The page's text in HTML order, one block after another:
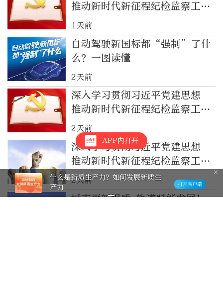
推动新时代新征程纪检监察工作
高质量发展之五全面加强党的纪
律建设
1天前
自动驾驶新国标都“强制”了什
么？一图读懂
2天前
深入学习贯彻习近平党建思想
推动新时代新征程纪检监察工作
高质量发展之四推进作风建设常
态化长效化
2天前
深入学习贯彻习近平党建思想
推动新时代新征程纪检监察工作
高质量发展之三持之以恒推进全
2天前
城市更新提质 轨道赋能发展！
APP内打开
什么是新质生产力？如何发展新质生
产力